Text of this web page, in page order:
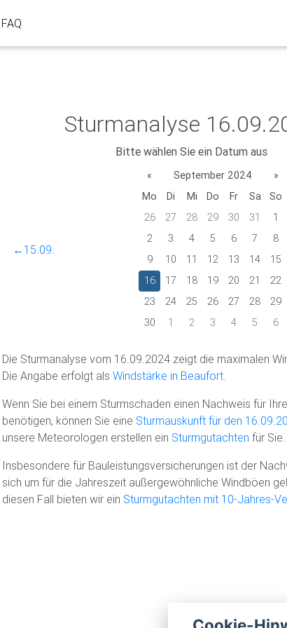
FAQ
Sturmanalyse
Bitte wählen Sie ein Datum aus
←15.09.
« September 2024
»
Mo
Di Mi Do Fr Sa
So
26
27 28 29 30 31
1
2
3 4 5 6 7
8
9
10 11 12 13 14
15
16
17 18 19 20 21
22
23
24 25 26 27 28
29
30
1 2 3 4 5 6
Die Sturmanalyse vom 16.09.2024 zeigt die maximalen
Die Angabe erfolgt als Windstärke in Beaufort
Wenn Sie bei einem Sturmschaden einen Nachweis für
benötigen, können Sie eine Sturmauskunft für den
unsere Meteorologen erstellen ein Sturmgutachten für Sie.
Insbesondere für Bauleistungsversicherungen ist der
sich um für die Jahreszeit außergewöhnliche Windböen
diesen Fall bieten wir ein Sturmgutachten mit 10-Jahres-